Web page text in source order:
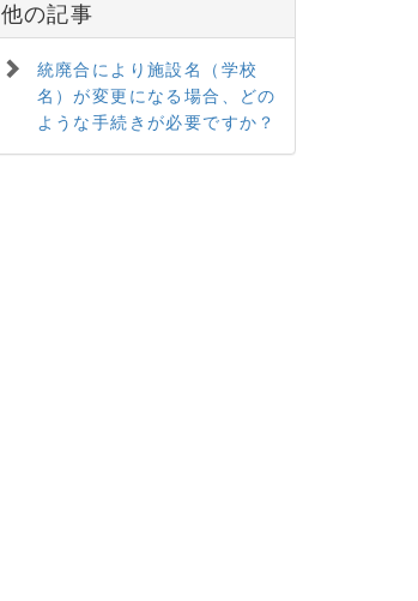
他の記事
統廃合により施設名（学校
名）が変更になる場合、どの
ような手続きが必要ですか？